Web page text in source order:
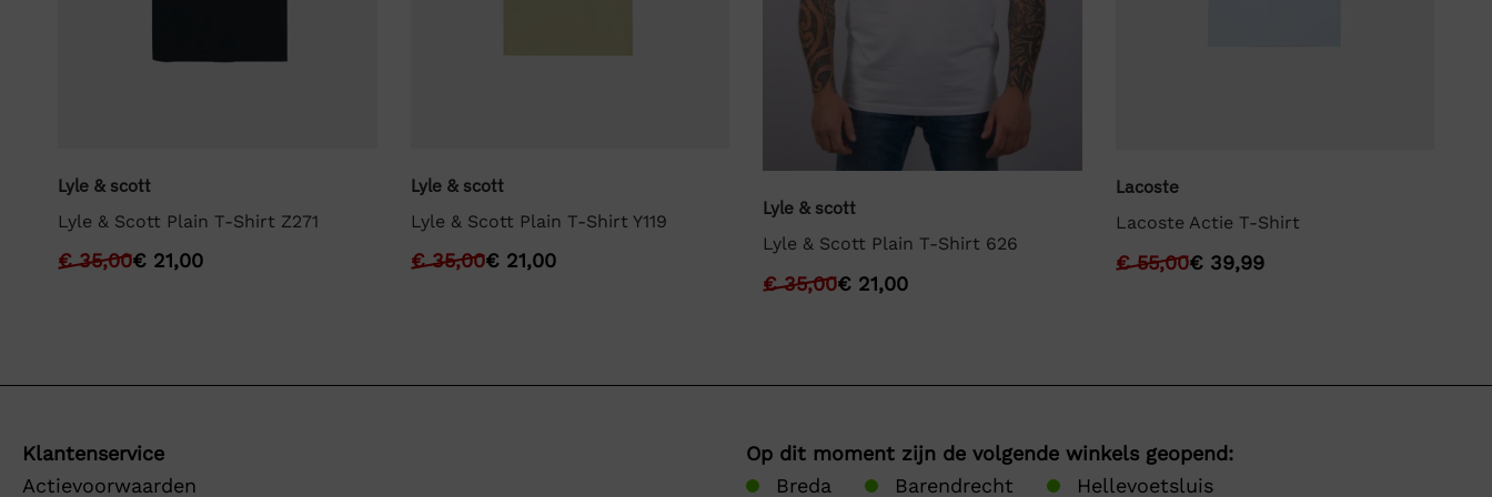
Lyle & scott
Lyle & Scott Plain T-Shirt Z271
€35,00€ 21,00
Lyle & scott
Lyle & Scott Plain T-Shirt Y119
€35,00€21,00
Lyle & scott
Lyle & Scott Plain T-Shirt 626
€35,00€ 21,00
Lacoste
Lacoste Actie T-Shirt
€55,00€39,99
Klantenservice
Actievoorwaarden
Op dit moment zijn de volgende winkels geopend:
Breda
Barendrecht Hellevoetsluis